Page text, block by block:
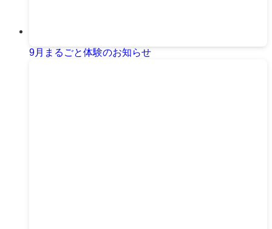
9月まるごと体験のお知らせ